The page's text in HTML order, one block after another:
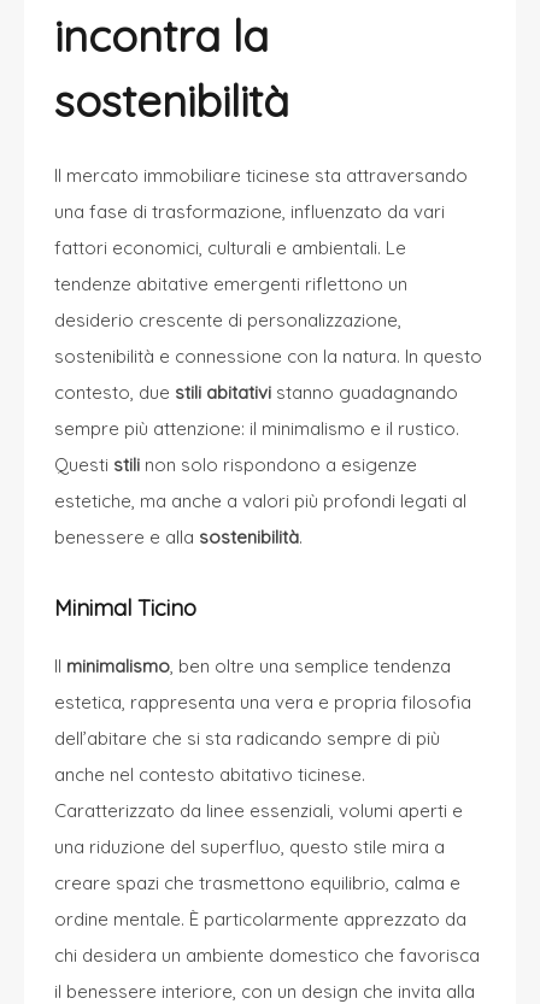
incontra la
sostenibilità
Il mercato immobiliare ticinese sta attraversando
una fase di trasformazione, influenzato da vari
fattori economici, culturali e ambientali. Le
tendenze abitative emergenti riflettono un
desiderio crescente di personalizzazione,
sostenibilità e connessione con la natura. In questo
contesto, due stili abitativi stanno guadagnando
sempre più attenzione: il minimalismo e il rustico.
Questi stili non solo rispondono a esigenze
estetiche, ma anche a valori più profondi legati al
benessere e alla sostenibilità.
Minimal Ticino
Il minimalismo , ben oltre una semplice tendenza
estetica, rappresenta una vera e propria filosofia
dell’abitare che si sta radicando sempre di più
anche nel contesto abitativo ticinese.
Caratterizzato da linee essenziali, volumi aperti e
una riduzione del superfluo, questo stile mira a
creare spazi che trasmettono equilibrio, calma e
ordine mentale. È particolarmente apprezzato da
chi desidera un ambiente domestico che favorisca
il benessere interiore, con un design che invita alla